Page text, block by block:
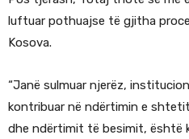
luftuar pothuajse të gjitha
Kosova.
“Janë sulmuar njerëz,
kontribuar në ndërtimin e
dhe ndërtimit të besimit, është